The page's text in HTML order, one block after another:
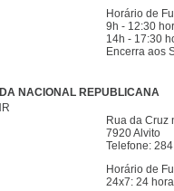
Horário de
9h - 12:30
14h - 17:30
Encerra aos
NACIONAL REPUBLICANA
Rua da Cruz
7920 Alvito
Telefone:
Horário de
24x7: 24